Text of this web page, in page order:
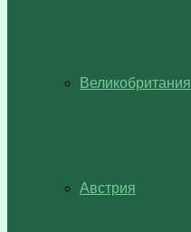
Великобритания
Австрия